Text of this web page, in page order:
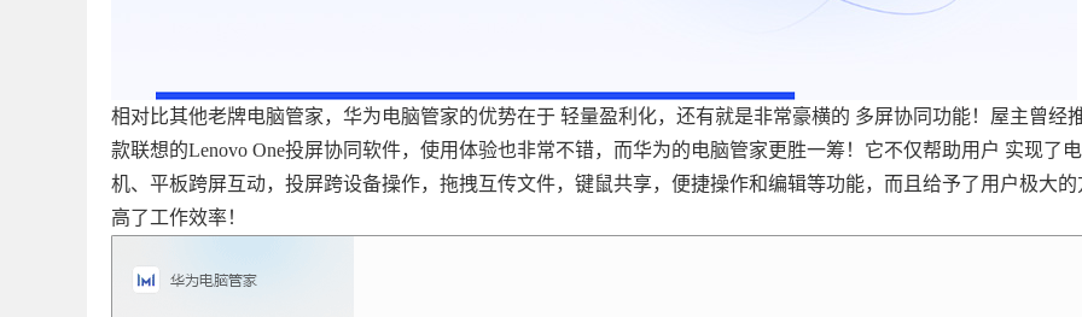
相对比其他老牌电脑管家，华为电脑管家的优势在于 轻量盈利化，还有就是非常豪横的 多屏协同功能！屋主曾经
款联想的Lenovo One投屏协同软件，使用体验也非常不错，而华为的电脑管家更胜一筹！它不仅帮助用户 实现了
机、平板跨屏互动，投屏跨设备操作，拖拽互传文件，键鼠共享，便捷操作和编辑等功能，而且给予了用户极大的
高了工作效率！